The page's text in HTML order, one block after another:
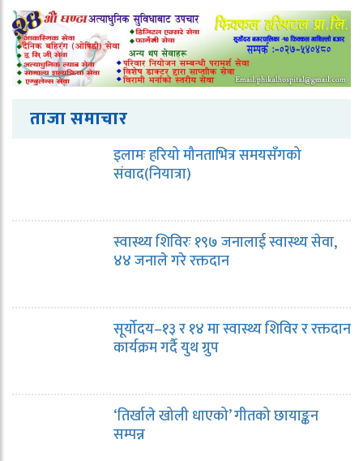
ताजा समाचार
इलामः हरियो मौनताभित्र समयसँगको
संवाद(नियात्रा)
स्वास्थ्य शिविरः १९७ जनालाई स्वास्थ्य सेवा,
४४ जनाले गरे रक्तदान
सूर्योदय–१३ र १४ मा स्वास्थ्य शिविर र रक्तदान
कार्यक्रम गर्दै युथ ग्रुप
‘तिर्खाले खोली धाएको’ गीतको छायाङ्कन
सम्पन्न